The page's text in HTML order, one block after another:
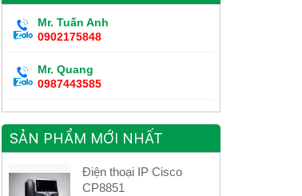
Mr. Tuấn Anh
0902175848
Mr. Quang
0987443585
SẢN PHẨM MỚI NHẤT
Điện thoại IP Cisco
CP8851